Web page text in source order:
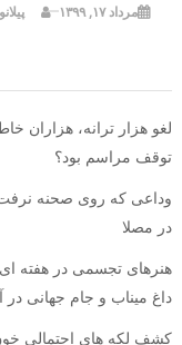
مرداد ۱۷, ۱۳۹۹ پیلانو
لغو هزار ترانه، هزاران
توقف مراسم بود؟
وداعی که روی صحنه نرفت
در مصلا
هنرهای تجسمی در هفته
داغ میناب و جام جهانی در
کشف لکه های احتمالی